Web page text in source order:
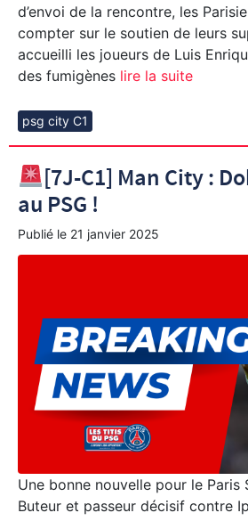
d’envoi de la rencontre, les
compter sur le soutien de leurs
accueilli les joueurs de Luis
des fumigènes lire la suite
psg city C1
[7J-C1] Man City :
au PSG !
Publié le 21 janvier 2025
Une bonne nouvelle pour le Paris
Buteur et passeur décisif contre